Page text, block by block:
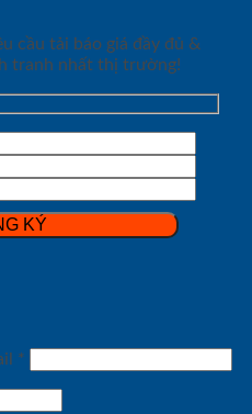
cầu tải báo giá đầy đủ &
tranh nhất thị trường!
*